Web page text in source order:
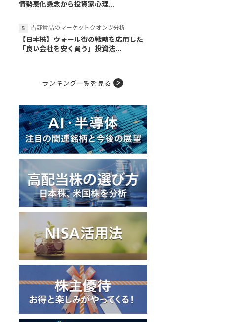
情勢悪化懸念から投資家心理...
吉野貴晶のマーケットクオンツ分析
【日本株】ウォール街の戦略を応用した
「良い会社を安く買う」投資法...
ランキング一覧を見る